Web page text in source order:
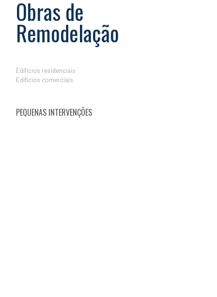
Obras de
Remodelação
Edifícios residenciais
Edifícios comerciais
PEQUENAS INTERVENÇÕES